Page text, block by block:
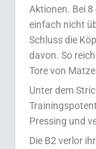
Aktionen. Bei 8
einfach nicht
Schluss die
davon. So
Tore von
Unter dem
Pressing und
Die B2 verlor